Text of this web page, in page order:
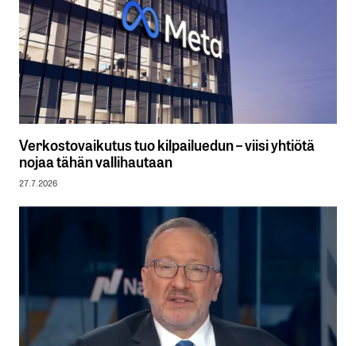
Verkostovaikutus tuo kilpailuedun – viisi yhtiötä
nojaa tähän vallihautaan
27.7.2026